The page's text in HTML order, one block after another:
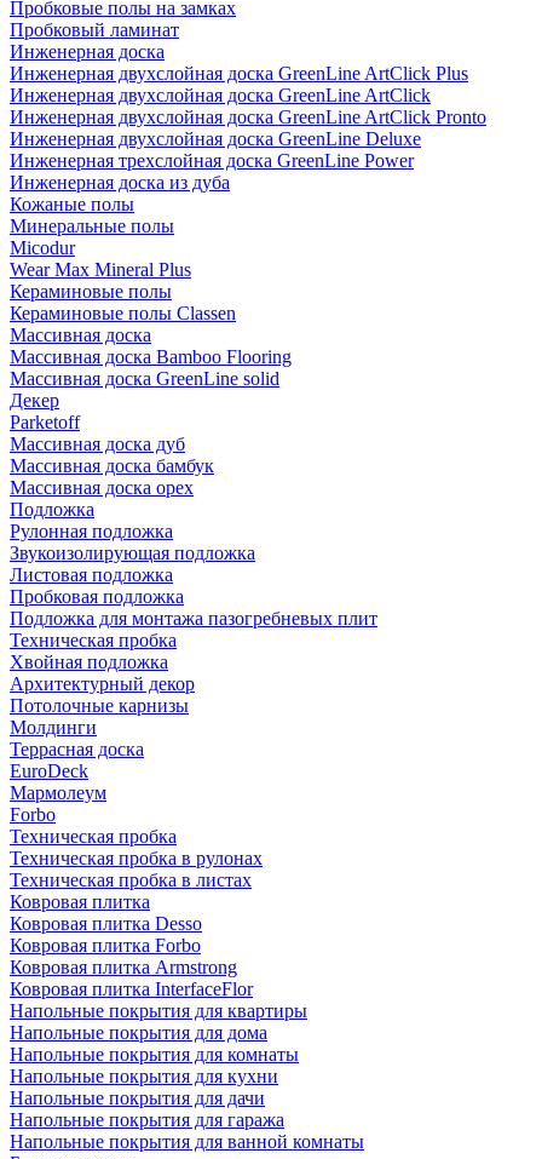
Пробковые полы на замках
Пробковый ламинат
Инженерная доска
Инженерная двухслойная доска GreenLine ArtClick Plus
Инженерная двухслойная доска GreenLine ArtClick
Инженерная двухслойная доска GreenLine ArtClick Pronto
Инженерная двухслойная доска GreenLine Deluxe
Инженерная трехслойная доска GreenLine Power
Инженерная доска из дуба
Кожаные полы
Минеральные полы
Micodur
Wear Max Mineral Plus
Кераминовые полы
Кераминовые полы Classen
Массивная доска
Массивная доска Bamboo Flooring
Массивная доска GreenLine solid
Декер
Parketoff
Массивная доска дуб
Массивная доска бамбук
Массивная доска орех
Подложка
Рулонная подложка
Звукоизолирующая подложка
Листовая подложка
Пробковая подложка
Подложка для монтажа пазогребневых плит
Техническая пробка
Хвойная подложка
Архитектурный декор
Потолочные карнизы
Молдинги
Террасная доска
EuroDeck
Мармолеум
Forbo
Техническая пробка
Техническая пробка в рулонах
Техническая пробка в листах
Ковровая плитка
Ковровая плитка Desso
Ковровая плитка Forbo
Ковровая плитка Armstrong
Ковровая плитка InterfaceFlor
Напольные покрытия для квартиры
Напольные покрытия для дома
Напольные покрытия для комнаты
Напольные покрытия для кухни
Напольные покрытия для дачи
Напольные покрытия для гаража
Напольные покрытия для ванной комнаты